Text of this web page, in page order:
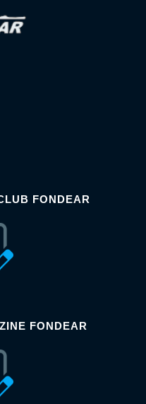
FONDEAR
FONDEAR